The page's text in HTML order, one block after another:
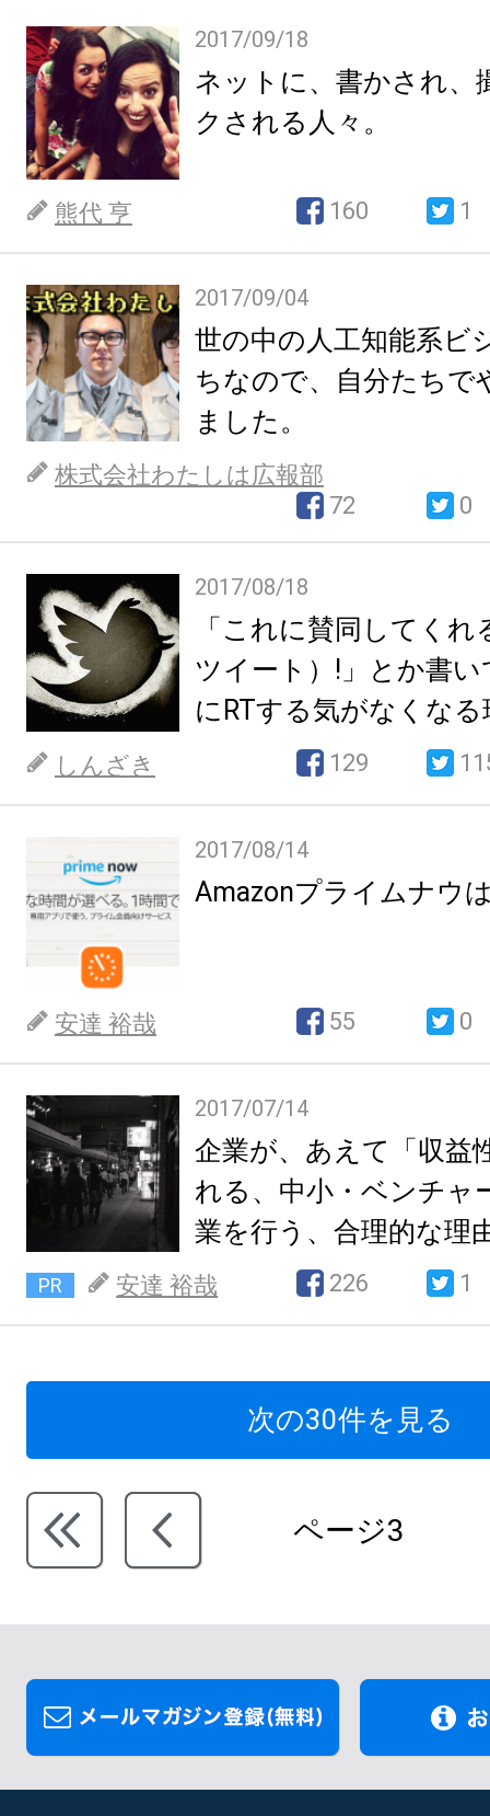
2017/09/18
ネットに、書かされ、
クされる人々。
熊代 亨 160 1
2017/09/04
世の中の人工知能系ビ
ちなので、自分たちで
ました。
株式会社わたしは広報部
72
0
2017/08/18
「これに賛同してくれ
ツイート）!」とか書
にRTする気がなくな
しんざき 129
2017/08/14
Amazonプライムナウ
安達 裕哉 55 0
2017/07/14
企業が、あえて「収益
れる、中小・ベンチャ
業を行う、合理的な理
PR 安達 裕哉 226 1
次の30件を見る
ページ3